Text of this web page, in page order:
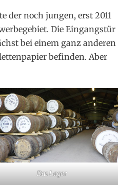
der noch jungen, erst 2011
Die Eingangstür
bei einem ganz anderen
befinden. Aber
Das Lager